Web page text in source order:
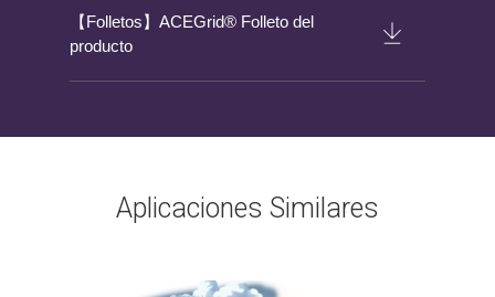
【Folletos】ACEGrid® Folleto del
producto
Aplicaciones Similares